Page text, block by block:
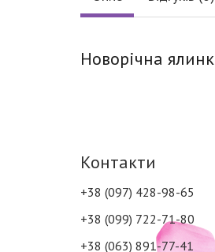
Новорічна
Контакти
+38 (097) 428-98-65
+38 (099) 722-71-80
+38 (063) 891-77-41